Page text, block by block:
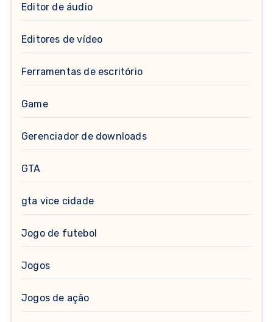
Editor de áudio
Editores de vídeo
Ferramentas de escritório
Game
Gerenciador de downloads
GTA
gta vice cidade
Jogo de futebol
Jogos
Jogos de ação